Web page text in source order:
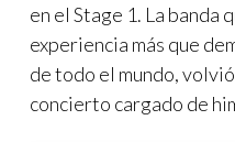
en el Stage 1. La banda
experiencia más que
de todo el mundo,
concierto cargado de